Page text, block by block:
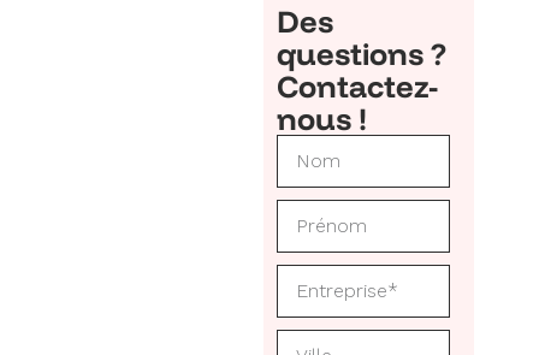
Des
questions ?
Contactez-
nous !